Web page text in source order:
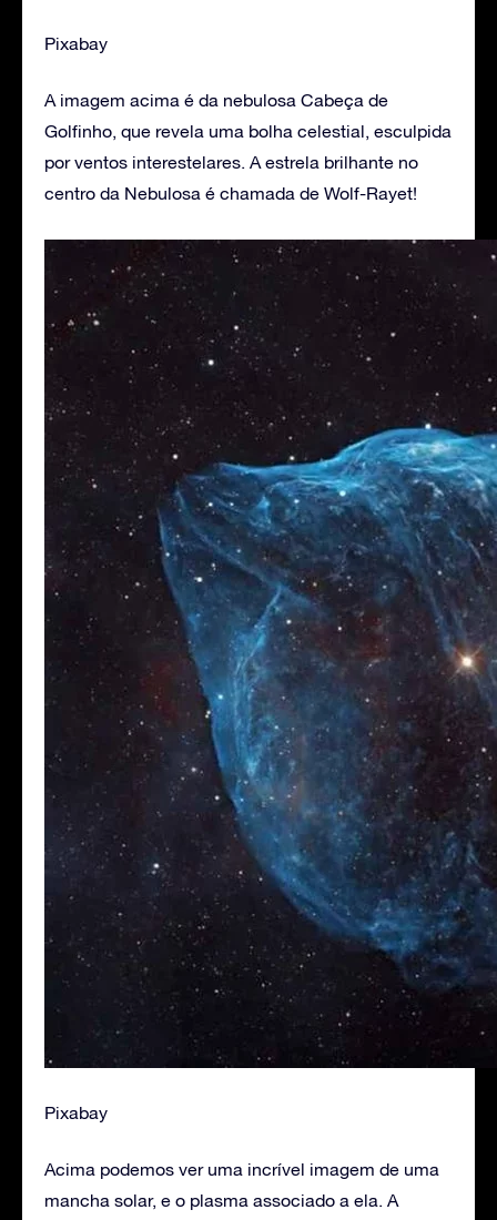
Pixabay
A imagem acima é da nebulosa Cabeça de
Golfinho, que revela uma bolha celestial, esculpida
por ventos interestelares. A estrela brilhante no
centro da Nebulosa é chamada de Wolf-Rayet!
Pixabay
Acima podemos ver uma incrível imagem de uma
mancha solar, e o plasma associado a ela. A